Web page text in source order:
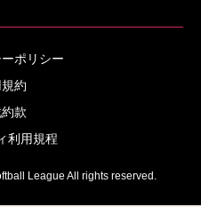
ポリシー
約
款
利用規程
League All rights reserved.